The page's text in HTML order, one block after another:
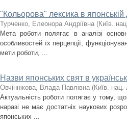
"Кольорова" лексика в японській
Турченко, Елеонора Андрiївна (Київ.
Мета роботи полягає в аналiзi
особливостей їх перцепцiї,
мети роботи, ...
Назви японських свят в
Овчіннікова, Влада Павлівна (Київ. нац.
Актуальність роботи полягає у тому,
наразі не має достатніх наукових
японських ...